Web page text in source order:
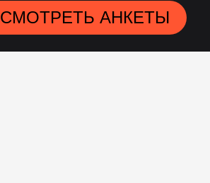
СМОТРЕТЬ АНКЕТЫ